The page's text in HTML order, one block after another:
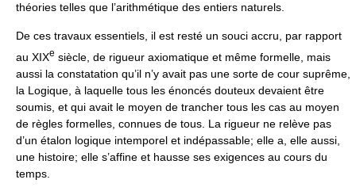
théories telles que l’arithmétique des entiers naturels.
De ces travaux essentiels, il est resté un souci accru, par rapport
au XIXe siècle, de rigueur axiomatique et même formelle, mais
aussi la constatation qu’il n’y avait pas une sorte de cour suprême,
la Logique, à laquelle tous les énoncés douteux devaient être
soumis, et qui avait le moyen de trancher tous les cas au moyen
de règles formelles, connues de tous. La rigueur ne relève pas
d’un étalon logique intemporel et indépassable; elle a, elle aussi,
une histoire; elle s’affine et hausse ses exigences au cours du
temps.